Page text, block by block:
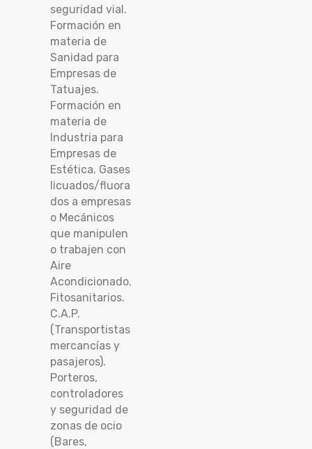
seguridad vial.
Formación en
materia de
Sanidad para
Empresas de
Tatuajes.
Formación en
materia de
Industria para
Empresas de
Estética. Gases
licuados/fluora
dos a empresas
o Mecánicos
que manipulen
o trabajen con
Aire
Acondicionado.
Fitosanitarios.
C.A.P.
(Transportistas
mercancías y
pasajeros).
Porteros,
controladores
y seguridad de
zonas de ocio
(Bares,